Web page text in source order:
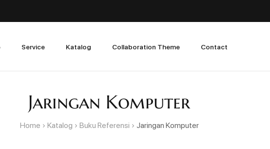
Service Katalog Collaboration Theme Contact
Jaringan Komputer
Home Katalog Buku Referensi Jaringan Komputer